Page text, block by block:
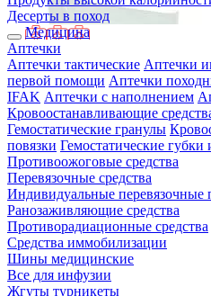
Десерты в поход
Медицина
Аптечки
Аптечки тактические Аптечки
первой помощи Аптечки
IFAK Аптечки с наполнением
Кровоостанавливающие
Гемостатические гранулы
повязки Гемостатические губки
Противоожоговые средства
Перевязочные средства
Индивидуальные перевязочные
Ранозаживляющие средства
Противорадиационные средства
Средства иммобилизации
Шины медицинские
Все для инфузии
Жгуты турникеты